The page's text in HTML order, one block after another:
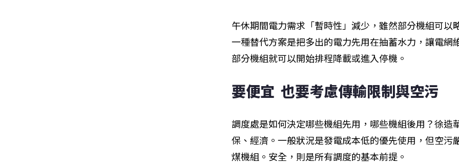
午休期間電力需求「暫時性」減少，雖然部分機組可以
一種替代方案是把多出的電力先用在抽蓄水力，讓電網
部分機組就可以開始排程降載或進入停機。
要便宜  也要考慮傳輸限制與空污
調度處是如何決定哪些機組先用，哪些機組後用？徐造
保、經濟。一般狀況是發電成本低的優先使用，但空污
煤機組。安全，則是所有調度的基本前提。